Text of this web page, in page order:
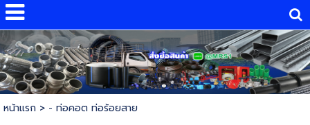
หน้าแรก> - ท่อคอต ท่อร้อยสาย